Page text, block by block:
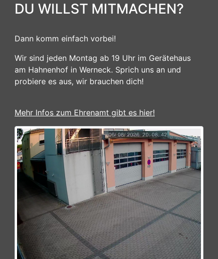
DU WILLST MITMACHEN?
Dann komm einfach vorbei!
Wir sind jeden Montag ab 19 Uhr im Gerätehaus
am Hahnenhof in Werneck. Sprich uns an und
probiere es aus, wir brauchen dich!
Mehr Infos zum Ehrenamt gibt es hier!